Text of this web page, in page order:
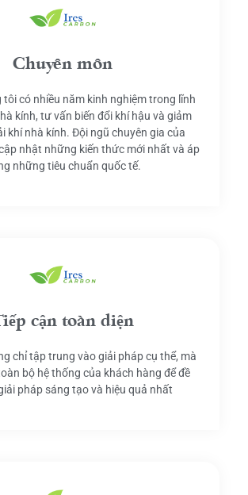
Chuyên môn
tôi có nhiều năm kinh nghiệm trong lĩnh
kính, tư vấn biến đổi khí hậu và giảm
khí nhà kính. Đội ngũ chuyên gia của
nhật những kiến thức mới nhất và áp
những tiêu chuẩn quốc tế.
cận toàn diện
chỉ tập trung vào giải pháp cụ thể, mà
bộ hệ thống của khách hàng để đề
pháp sáng tạo và hiệu quả nhất